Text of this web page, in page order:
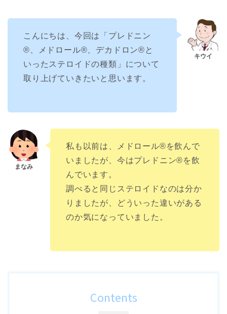
こんにちは、今回は「プレドニン
®︎、メドロール®︎、デカドロン®︎と
いったステロイドの種類」について
取り上げていきたいと思います。
私も以前は、メドロール®︎を飲んで
いましたが、今はプレドニン®︎を飲
んでいます。
調べると同じステロイドなのは分か
りましたが、どういった違いがある
のか気になっていました。
Contents